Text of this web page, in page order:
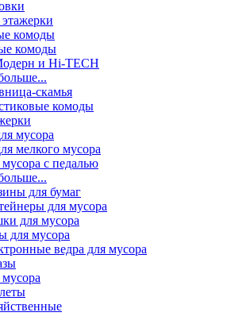
комоды
комоды
и Hi-TECH
скамья
комоды
мусора
мелкого мусора
с педалью
для бумаг
для мусора
для мусора
для мусора
ведра для мусора